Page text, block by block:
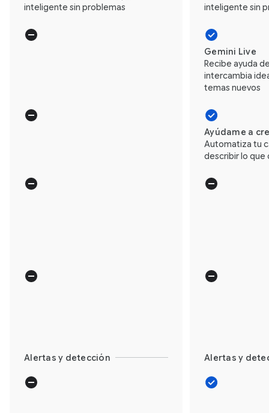
inteligente sin problemas
inteligente sin
Gemini Live
Recibe ayuda
intercambia
temas nuevos
Ayúdame a
Automatiza tu
describir lo que
Alertas y detección Alertas y